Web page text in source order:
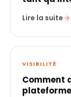
Lire la suite
VISIBILITÉ
Comment
plateforme